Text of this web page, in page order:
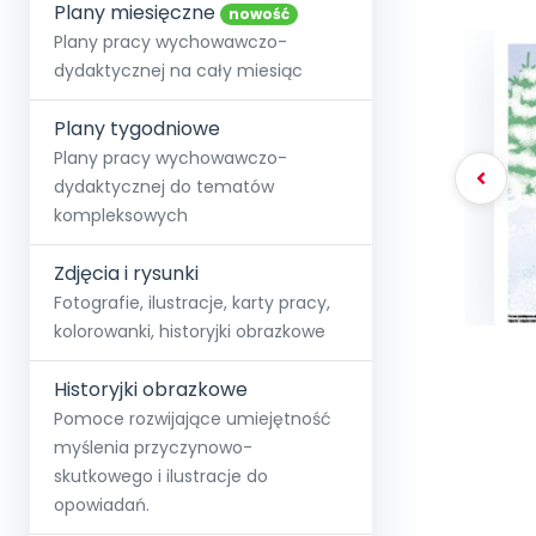
Społeczność
+48 12 631 04 10
kontakt@blizejprzedszkola.pl
O miesięczniku
Strona główna
Strefy,
O Akademii
Akademia
Poznaj pakiet MAX
Testuj przez 7 dni
E-
∞Pakiet
Pełen
Wszystkie projekty
Skontaktuj się
Dodaj wpis
Plany miesięczne nowość
Plany pracy wychowawczo-
dydaktycznej na cały miesiąc
Plany tygodniowe
Plany pracy wychowawczo-
dydaktycznej do tematów
kompleksowych
Zdjęcia i rysunki
Fotografie, ilustracje, karty pracy,
kolorowanki, historyjki obrazkowe
Historyjki obrazkowe
Pomoce rozwijające umiejętność
myślenia przyczynowo-
skutkowego i ilustracje do
opowiadań.